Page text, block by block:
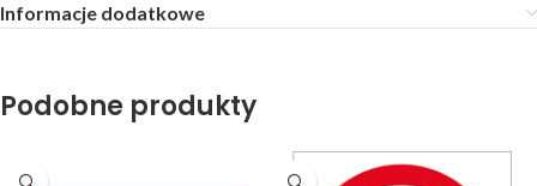
Informacje dodatkowe
Podobne produkty